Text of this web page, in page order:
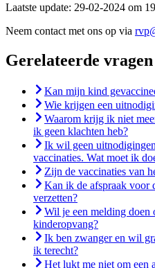
Laatste update: 29-02-2024 om
Neem contact met ons op via
Gerelateerde vragen
Kan mijn kind
Wie krijgen een
Waarom krijg ik niet
ik geen klachten heb?
Ik wil geen
vaccinaties. Wat moet ik
Zijn de vaccinaties van
Kan ik de afspraak voor
verzetten?
Wil je een melding doen
kinderopvang?
Ik ben zwanger en wil
ik terecht?
Het lukt me niet om een